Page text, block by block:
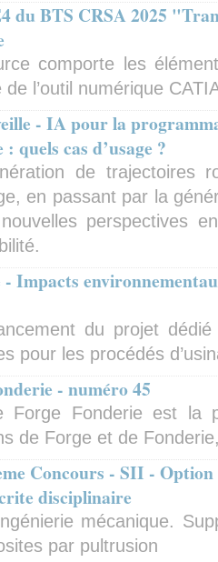
du BTS CRSA 2025
comporte les
l’outil numérique
- IA pour la
quels cas d’usage ?
de trajectoires
en passant par la
perspectives
Impacts
du projet
pour les procédés
- numéro 45
Forge Fonderie est la
de Forge et de
Concours - SII -
disciplinaire
mécanique.
par pultrusion